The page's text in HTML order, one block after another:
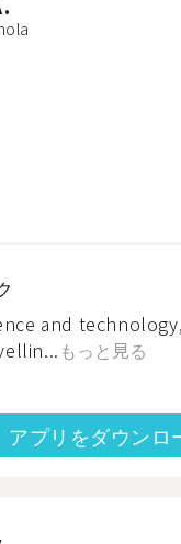
and
もっと見る
アプリをダウンロ